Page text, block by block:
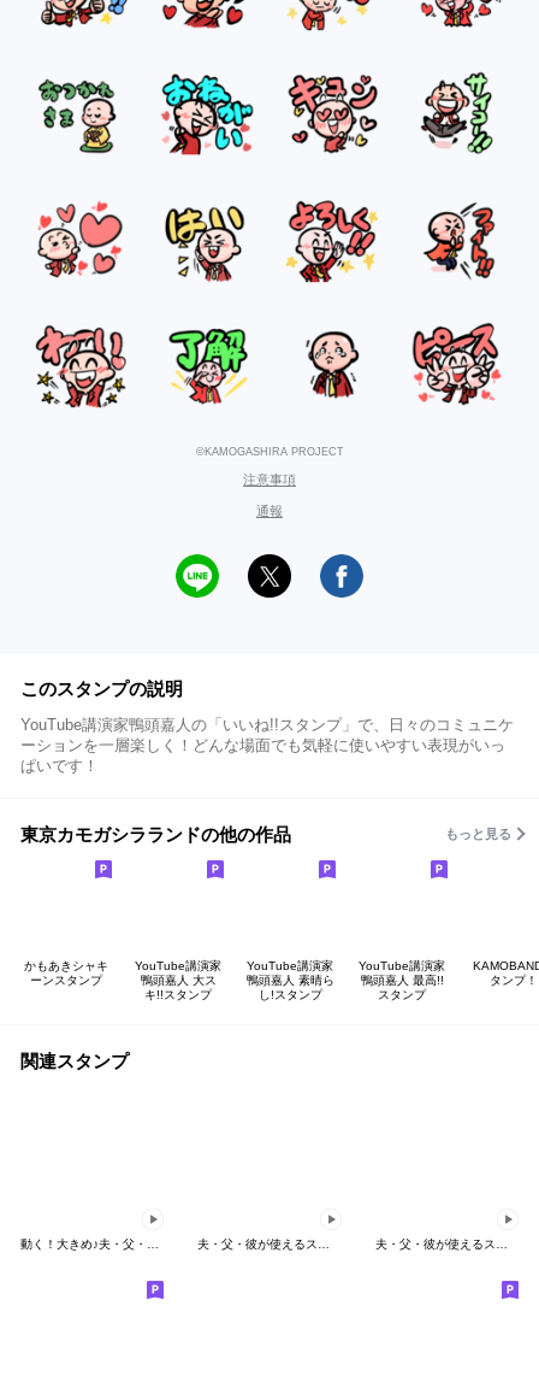
©KAMOGASHIRA PROJECT
注意事項
通報
このスタンプの説明
YouTube講演家鴨頭嘉人の「いいね!!スタンプ」で、日々のコミュニケ
ーションを一層楽しく！どんな場面でも気軽に使いやすい表現がいっ
ぱいです！
東京カモガシラランドの他の作品 もっと見る
かもあきシャキ
ーンスタンプ
YouTube講演家
鴨頭嘉人 大ス
キ!!スタンプ
YouTube講演家
鴨頭嘉人 素晴ら
し!スタンプ
YouTube講演家
鴨頭嘉人 最高!!
スタンプ
タンプ！
関連スタンプ
動く！大きめ♪夫・父・彼が使えるスタンプ 夫・父・彼が使えるスタンプ～冬編～ 夫・父・彼が使えるスタンプ～夏編～